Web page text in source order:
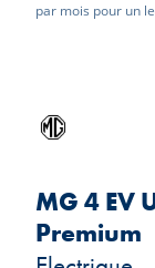
par mois pour un
MG 4 EV
Premium